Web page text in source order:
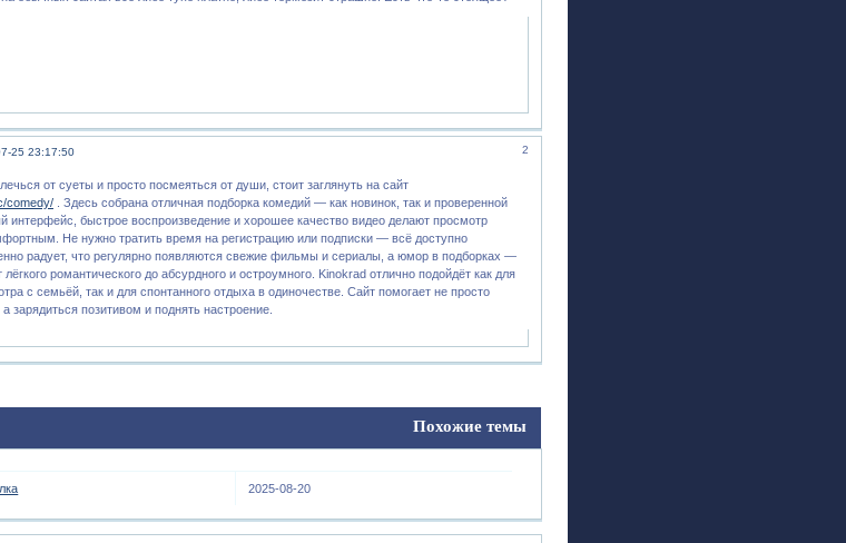
2
25 23:17:50
от суеты и просто посмеяться от души, стоит заглянуть на сайт
comedy/ . Здесь собрана отличная подборка комедий — как новинок, так и проверенной
интерфейс, быстрое воспроизведение и хорошее качество видео делают просмотр
Не нужно тратить время на регистрацию или подписки — всё доступно
радует, что регулярно появляются свежие фильмы и сериалы, а юмор в подборках —
романтического до абсурдного и остроумного. Kinokrad отлично подойдёт как для
с семьёй, так и для спонтанного отдыха в одиночестве. Сайт помогает не просто
зарядиться позитивом и поднять настроение.
Похожие темы
2025-08-20